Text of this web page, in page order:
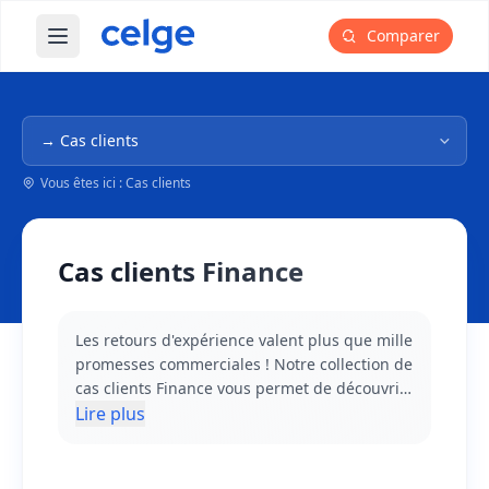
Ouvrir le menu principal Comparer
Navigation dans l'arborescence
Vous êtes ici : Cas clients
Cas clients Finance
Les retours d'expérience valent plus que mille
promesses commerciales ! Notre collection de
cas clients Finance vous permet de découvrir
comment des entreprises comme la vôtre ont
Lire plus